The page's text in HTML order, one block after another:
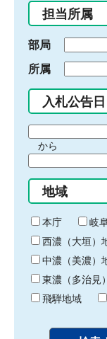
入
力
担当所属
部局
所属
入札公告日
間
始
り
から
間
終
わ
り
地域
本庁
岐
西濃（大垣）
中濃（美濃）
東濃（多治見
飛騨地域